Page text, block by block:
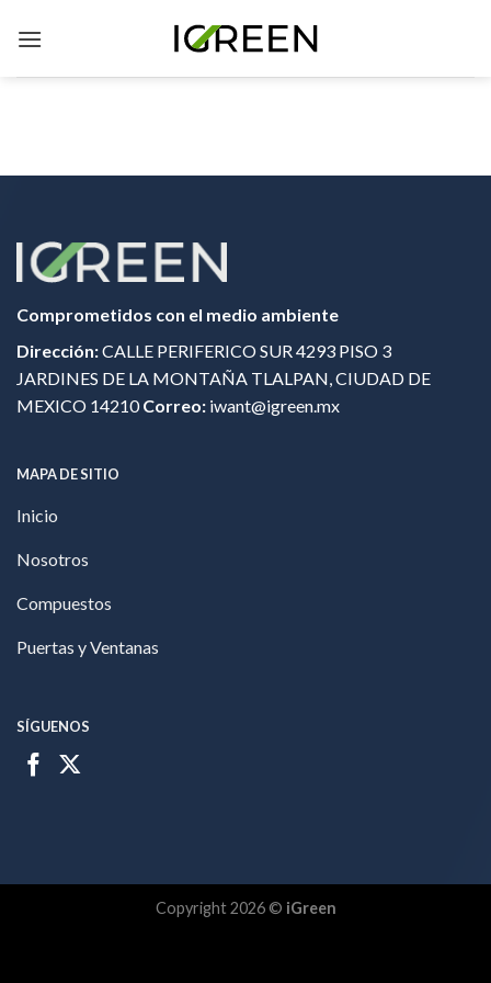
Comprometidos con el medio ambiente
Dirección:CALLE PERIFERICO SUR 4293 PISO 3
JARDINES DE LA MONTAÑA TLALPAN, CIUDAD DE
MEXICO 14210Correo: iwant@igreen.mx
MAPA DE SITIO
Inicio
Nosotros
Compuestos
Puertas y Ventanas
SÍGUENOS
Copyright 2026 © iGreen